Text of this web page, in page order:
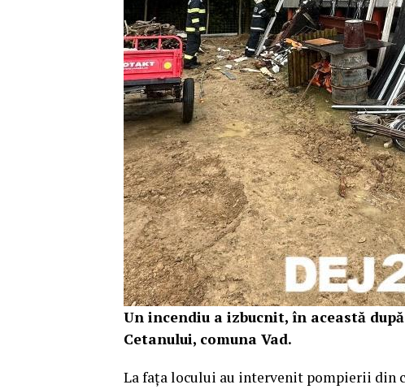
Un incendiu a izbucnit, în această
Cetanului, comuna Vad.
La fața locului au intervenit pompierii din